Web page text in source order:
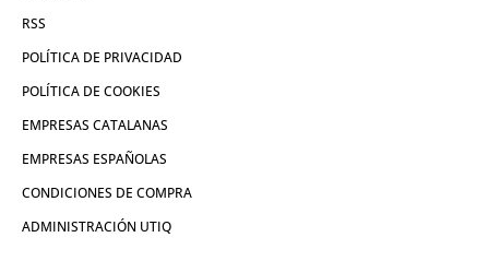
RSS
POLÍTICA DE PRIVACIDAD
POLÍTICA DE COOKIES
EMPRESAS CATALANAS
EMPRESAS ESPAÑOLAS
CONDICIONES DE COMPRA
ADMINISTRACIÓN UTIQ